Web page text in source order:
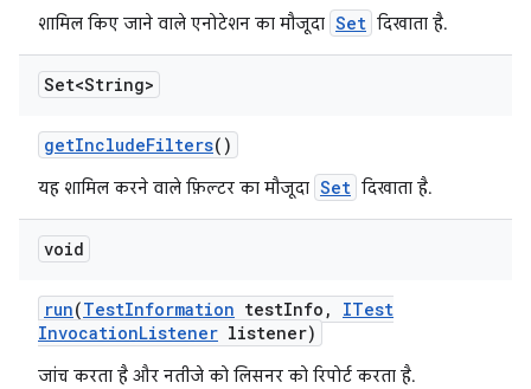
शामिल किए जाने वाले एनोटेशन का मौजूदा Set दिखाता है.
Set<String>
getIncludeFilters()
यह शामिल करने वाले फ़िल्टर का मौजूदा Set दिखाता है.
void
run(TestInformation testInfo ,
ITest
InvocationListener listener)
जांच करता है और नतीजे को लिसनर को रिपोर्ट करता है.